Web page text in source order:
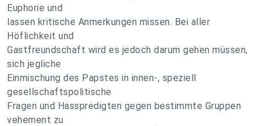
Euphorie und
lassen kritische Anmerkungen missen. Bei aller
Höflichkeit und
Gastfreundschaft wird es jedoch darum gehen müssen,
sich jegliche
Einmischung des Papstes in innen-, speziell
gesellschaftspolitische
Fragen und Hasspredigten gegen bestimmte Gruppen
vehement zu